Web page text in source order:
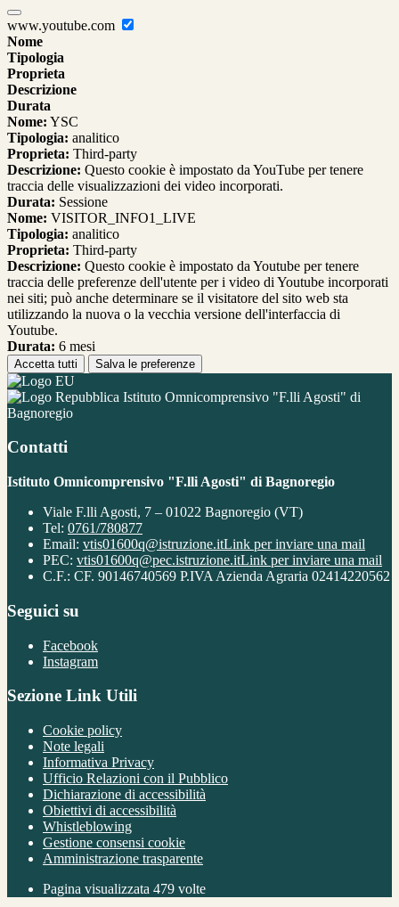
www.youtube.com
Nome
Tipologia
Proprieta
Descrizione
Durata
Nome: YSC
Tipologia: analitico
Proprieta: Third-party
Descrizione: Questo cookie è impostato da YouTube per tenere
traccia delle visualizzazioni dei video incorporati.
Durata: Sessione
Nome: VISITOR_INFO1_LIVE
Tipologia: analitico
Proprieta: Third-party
Descrizione: Questo cookie è impostato da Youtube per tenere
traccia delle preferenze dell'utente per i video di Youtube incorporati
nei siti; può anche determinare se il visitatore del sito web sta
utilizzando la nuova o la vecchia versione dell'interfaccia di
Youtube.
Durata: 6 mesi
Accetta tutti Salva le preferenze
Istituto Omnicomprensivo "F.lli Agosti" di
Bagnoregio
Contatti
Istituto Omnicomprensivo "F.lli Agosti" di Bagnoregio
Viale F.lli Agosti, 7 – 01022 Bagnoregio (VT)
Tel: 0761/780877
Email: vtis01600q@istruzione.itLink per inviare una mail
PEC: vtis01600q@pec.istruzione.itLink per inviare una mail
C.F.: CF. 90146740569 P.IVA Azienda Agraria 02414220562
Seguici su
Facebook
Instagram
Sezione Link Utili
Cookie policy
Note legali
Informativa Privacy
Ufficio Relazioni con il Pubblico
Dichiarazione di accessibilità
Obiettivi di accessibilità
Whistleblowing
Gestione consensi cookie
Amministrazione trasparente
Pagina visualizzata 479 volte